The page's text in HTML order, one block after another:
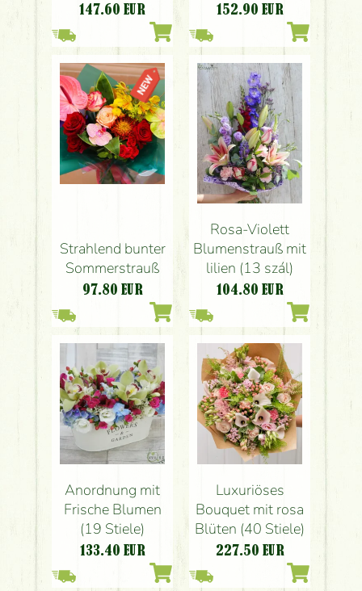
147.60 EUR
(25 Stiele)
152.90 EUR
Strahlend bunter
Sommerstrauß
97.80 EUR
Rosa-Violett
Blumenstrauß mit
lilien (13 szál)
104.80 EUR
Anordnung mit
Frische Blumen
(19 Stiele)
133.40 EUR
Luxuriöses
Bouquet mit rosa
Blüten (40 Stiele)
227.50 EUR